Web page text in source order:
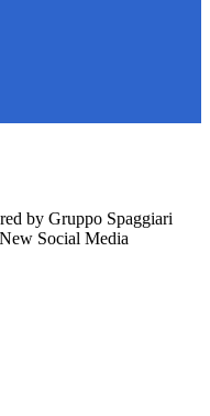
by Gruppo Spaggiari
Social Media